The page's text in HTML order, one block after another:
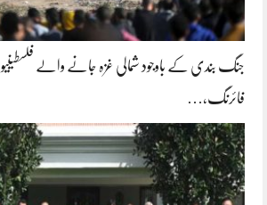
جنگ بندی کے باوجود شمالی غزہ جانے والے
فائرنگ،…